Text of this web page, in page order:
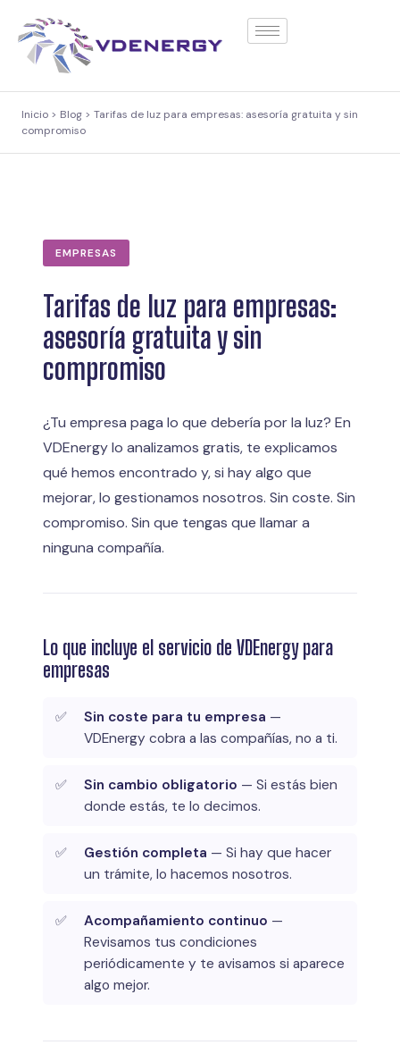
Inicio > Blog > Tarifas de luz para empresas: asesoría gratuita y sin
compromiso
EMPRESAS
Tarifas de luz para empresas:
asesoría gratuita y sin
compromiso
¿Tu empresa paga lo que debería por la luz? En
VDEnergy lo analizamos gratis, te explicamos
qué hemos encontrado y, si hay algo que
mejorar, lo gestionamos nosotros. Sin coste. Sin
compromiso. Sin que tengas que llamar a
ninguna compañía.
Lo que incluye el servicio de VDEnergy para
empresas
Sin coste para tu empresa —
VDEnergy cobra a las compañías, no a ti.
Sin cambio obligatorio — Si estás bien
donde estás, te lo decimos.
Gestión completa — Si hay que hacer
un trámite, lo hacemos nosotros.
Acompañamiento continuo —
Revisamos tus condiciones
periódicamente y te avisamos si aparece
algo mejor.